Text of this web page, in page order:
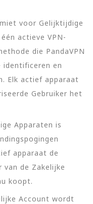
voor Gelijktijdige
actieve VPN-
die PandaVPN
en
Elk actief apparaat
Gebruiker het
Apparaten is
apparaat de
van de Zakelijke
koopt.
Account wordt